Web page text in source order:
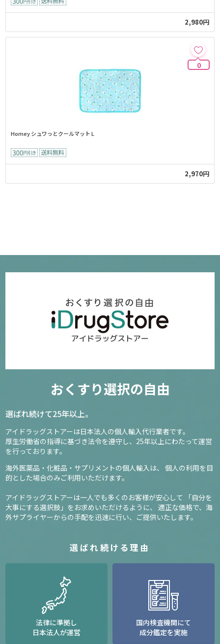
2,980円
0
Homey シュワっとクールマット L
2,970円
おくすり選択の自由
選ばれ続けて25年以上。
アイドラッグストアーは日本法人の個人輸入代行業者です。
厚生労働省の指導に基づき法令を遵守し、 25年以上にわたって運営
を行っております。
海外医薬品・化粧品・サプリメントの個人輸入は、 個人の利用を目
的とした場合のみご利用いただけます。
アイドラッグストアーは一人でも多くのお客様が安心して
「自分を
大事にする選択肢」をお求めいただけるように、 適正な価格で、海
外サプライヤーからの手配を迅速に行い、ご提供いたします。
選ばれ続ける理由
法律に準拠し
日本法人が運営
国内検査機関にて
成分鑑定を実施